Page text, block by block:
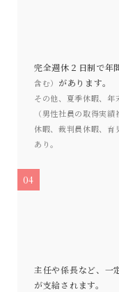
完全週休２日制で年
含む） があります。
その他、夏季休暇、
（男性社員の取得実
休暇、裁判員休暇、
あり。
04
主任や係長など、一
が支給されます。